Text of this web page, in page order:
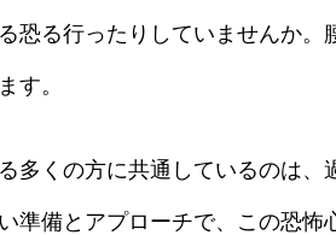
恐る行ったりしていませんか
す。
多くの方に共通しているのは
準備とアプローチで、この恐怖